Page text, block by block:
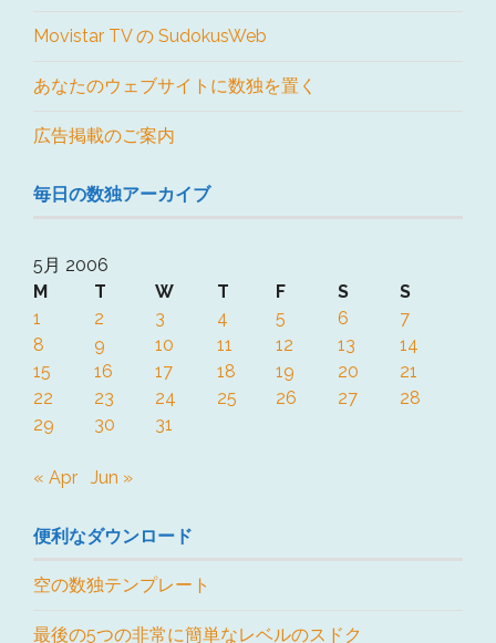
Movistar TV の SudokusWeb
あなたのウェブサイトに数独を置く
広告掲載のご案内
毎日の数独アーカイブ
5月 2006
M
T W T F S
S
1
2 3 4 5 6
7
8
9 10 11 12 13
14
15
16 17 18 19 20
21
22
23 24 25 26 27
28
29
30 31
« Apr Jun »
便利なダウンロード
空の数独テンプレート
最後の5つの非常に簡単なレベルのスドク